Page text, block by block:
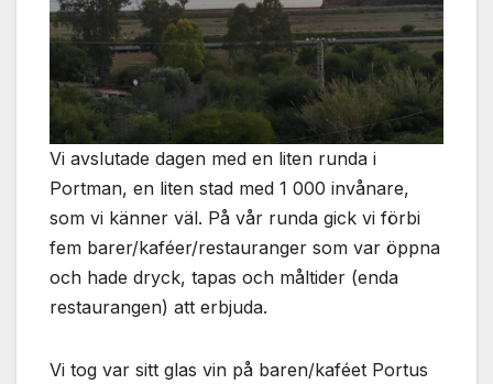
Vi avslutade dagen med en liten runda i
Portman, en liten stad med 1 000 invånare,
som vi känner väl. På vår runda gick vi förbi
fem barer/kaféer/restauranger som var öppna
och hade dryck, tapas och måltider (enda
restaurangen) att erbjuda.
Vi tog var sitt glas vin på baren/kaféet Portus
Dessa kakor
går inte att
välja bort. De
behövs för
att hemsidan
över huvud
taget ska
fungera.
Statistik
För att vi ska
kunna
och